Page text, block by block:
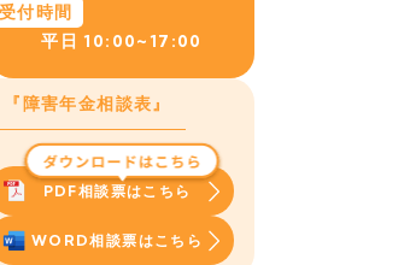
受付時間
平日 10:00~17:00
『障害年金相談表』
PDF相談票はこちら
WORD相談票はこちら